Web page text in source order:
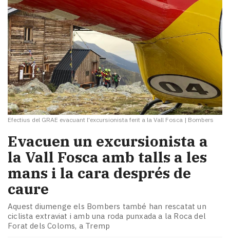
Efectius del GRAE evacuant l'excursionista ferit a la Vall Fosca | Bombers
Evacuen un excursionista a
la Vall Fosca amb talls a les
mans i la cara després de
caure
Aquest diumenge els Bombers també han rescatat un
ciclista extraviat i amb una roda punxada a la Roca del
Forat dels Coloms, a Tremp